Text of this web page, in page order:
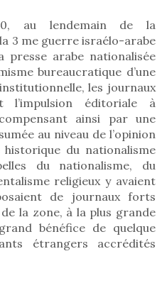
au lendemain de la
3 me guerre israélo-arabe
presse arabe nationalisée
bureaucratique d’une
les journaux
l’impulsion éditoriale à
ainsi par une
au niveau de l’opinion
du nationalisme
du nationalisme, du
religieux y avaient
de journaux forts
la zone, à la plus grande
bénéfice de quelque
étrangers accrédités